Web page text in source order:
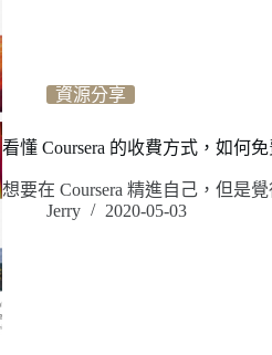
資源分享
看懂 Coursera 的收費方式，如何
想要在 Coursera 精進自己，但是
Jerry
2020-05-03